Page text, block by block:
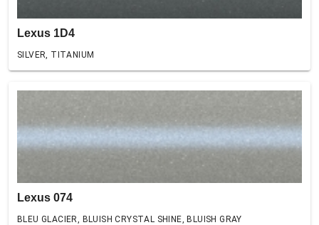
Lexus 1D4
SILVER, TITANIUM
Lexus 074
BLEU GLACIER, BLUISH CRYSTAL SHINE, BLUISH GRAY